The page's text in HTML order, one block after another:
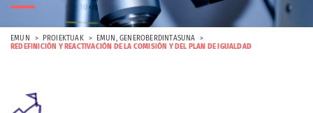
EMUN PROIEKTUAK EMUN ,GENEROBERDINTASUNA
REDEFINICIÓN Y REACTIVACIÓN DE LA COMISIÓN Y DEL PLAN DE IGUALDAD